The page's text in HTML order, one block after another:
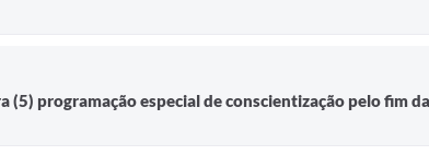
(5) programação especial de conscientização pelo fim